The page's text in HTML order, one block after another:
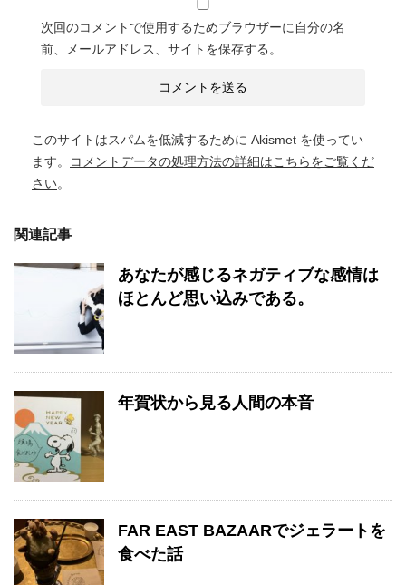
次回のコメントで使用するためブラウザーに自分の名
前、メールアドレス、サイトを保存する。
このサイトはスパムを低減するために Akismet を使ってい
ます。
コメントデータの処理方法の詳細はこちらをご覧くだ
さい。
関連記事
あなたが感じるネガティブな感情は
ほとんど思い込みである。
年賀状から見る人間の本音
FAR EAST BAZAARでジェラートを
食べた話